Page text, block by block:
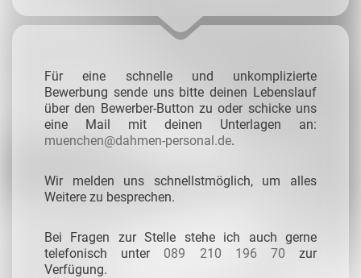
Für eine schnelle und unkomplizierte
Bewerbung sende uns bitte deinen Lebenslauf
über den Bewerber-Button zu oder schicke uns
eine Mail mit deinen Unterlagen an:
muenchen@dahmen-personal.de.
Wir melden uns schnellstmöglich, um alles
Weitere zu besprechen.
Bei Fragen zur Stelle stehe ich auch gerne
telefonisch unter 089 210 196 70 zur
Verfügung.